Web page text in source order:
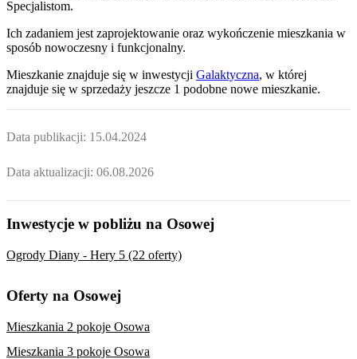
Specjalistom.
Ich zadaniem jest zaprojektowanie oraz wykończenie mieszkania w
sposób nowoczesny i funkcjonalny.
Mieszkanie znajduje się w inwestycji Galaktyczna, w której
znajduje się w sprzedaży jeszcze 1 podobne nowe mieszkanie.
Data publikacji: 15.04.2024
Data aktualizacji: 06.08.2026
Inwestycje w pobliżu na Osowej
Ogrody Diany - Hery 5 (22 oferty)
Oferty na Osowej
Mieszkania 2 pokoje Osowa
Mieszkania 3 pokoje Osowa